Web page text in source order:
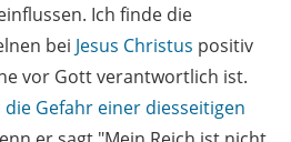
Ich finde die
bei Jesus Christus positiv
vor Gott verantwortlich ist.
Gefahr einer diesseitigen